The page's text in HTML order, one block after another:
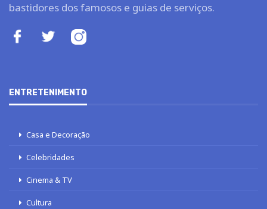
bastidores dos famosos e guias de serviços.
ENTRETENIMENTO
Casa e Decoração
Celebridades
Cinema & TV
Cultura